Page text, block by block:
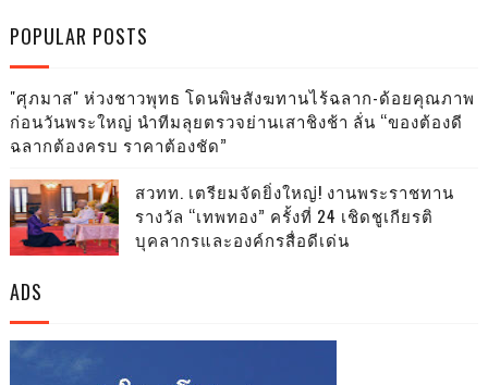
POPULAR POSTS
"ศุภมาส" ห่วงชาวพุทธ โดนพิษสังฆทานไร้ฉลาก-ด้อยคุณภาพ
ก่อนวันพระใหญ่ นำทีมลุยตรวจย่านเสาชิงช้า ลั่น “ของต้องดี
ฉลากต้องครบ ราคาต้องชัด”
สวทท. เตรียมจัดยิ่งใหญ่! งานพระราชทาน
รางวัล “เทพทอง” ครั้งที่ 24 เชิดชูเกียรติ
บุคลากรและองค์กรสื่อดีเด่น
ADS